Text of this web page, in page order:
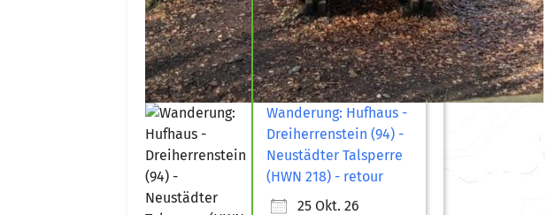
Wanderung: Hufhaus -
Dreiherrenstein (94) -
Neustädter Talsperre
(HWN 218) - retour
25 Okt. 26